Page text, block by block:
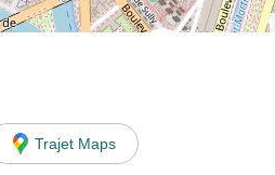
Trajet Maps